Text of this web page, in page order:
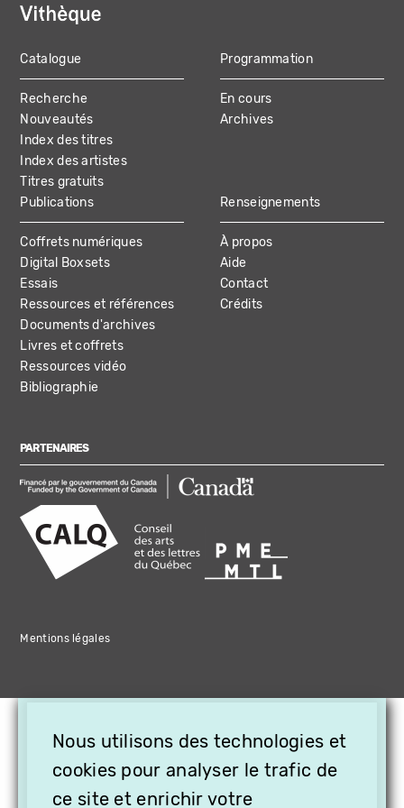
MAIN
NAVIGATION
Catalogue
Recherche
Nouveautés
Index des titres
Index des artistes
Titres gratuits
Programmation
En cours
Archives
Publications
Coffrets numériques
Digital Boxsets
Essais
Ressources et références
Documents d'archives
Livres et coffrets
Ressources vidéo
Bibliographie
Renseignements
À propos
Aide
Contact
Crédits
PARTENAIRES
Mentions légales
Nous utilisons des technologies et
cookies pour analyser le trafic de
ce site et enrichir votre
OFFREZ LA VIDÉO EN
CADEAU, ABONNEZ VOS
PROCHES À VITHÈQUE !